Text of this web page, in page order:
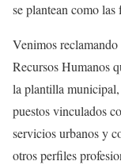
se plantean como las
Venimos reclamando
Recursos Humanos
la plantilla municipal,
puestos vinculados
servicios urbanos y
otros perfiles